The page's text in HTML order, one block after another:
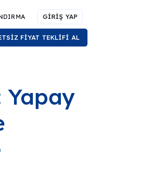
GİRİŞ YAP
FİYAT TEKLİFİ AL
Yapay